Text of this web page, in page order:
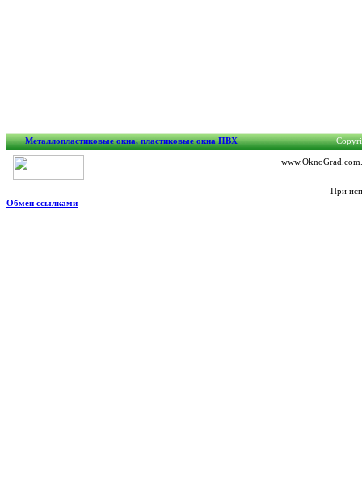
Металлопластиковые окна, пластиковые окна ПВХ
При
Обмен ссылками